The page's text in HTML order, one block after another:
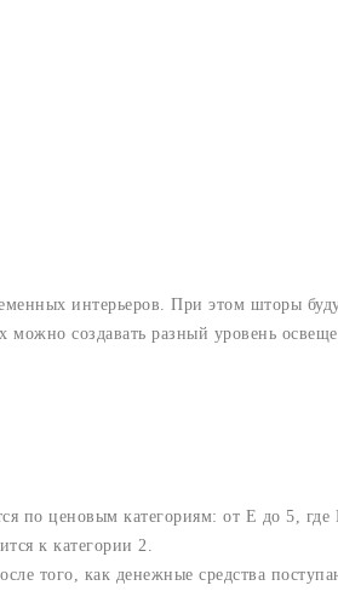
интерьеров. При этом шторы
создавать разный уровень
по ценовым категориям: от E до 5,
к категории 2.
того, как денежные средства